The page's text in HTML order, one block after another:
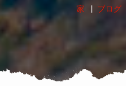
家 ブログ